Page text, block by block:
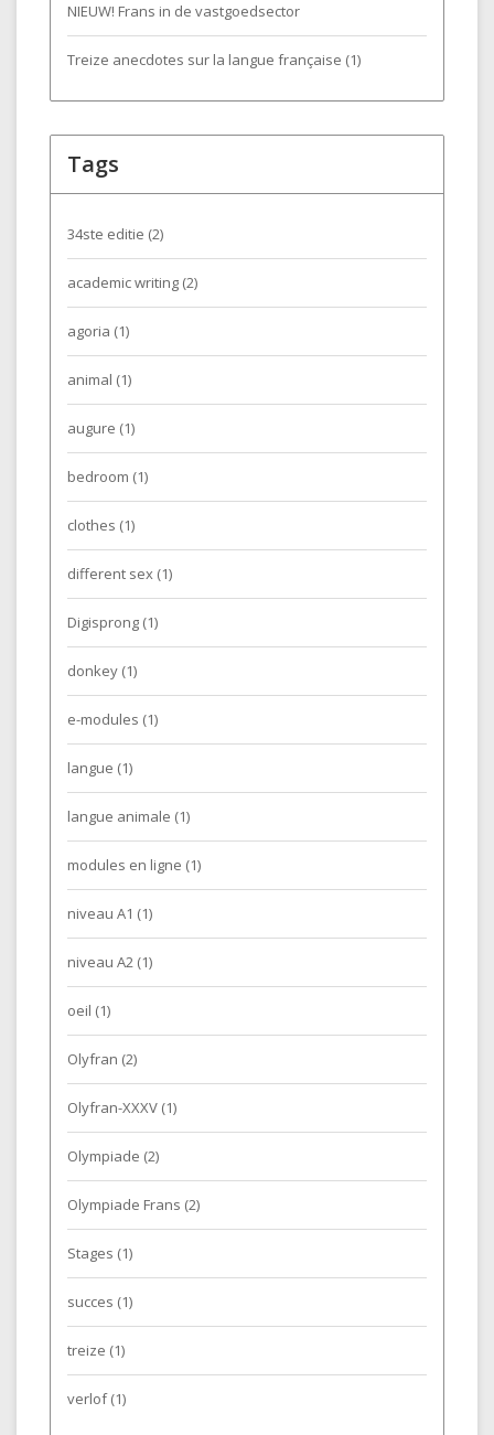
NIEUW! Frans in de vastgoedsector
Treize anecdotes sur la langue française (1)
Tags
34ste editie (2)
academic writing (2)
agoria (1)
animal (1)
augure (1)
bedroom (1)
clothes (1)
different sex (1)
Digisprong (1)
donkey (1)
e-modules (1)
langue (1)
langue animale (1)
modules en ligne (1)
niveau A1 (1)
niveau A2 (1)
oeil (1)
Olyfran (2)
Olyfran-XXXV (1)
Olympiade (2)
Olympiade Frans (2)
Stages (1)
succes (1)
treize (1)
verlof(1)